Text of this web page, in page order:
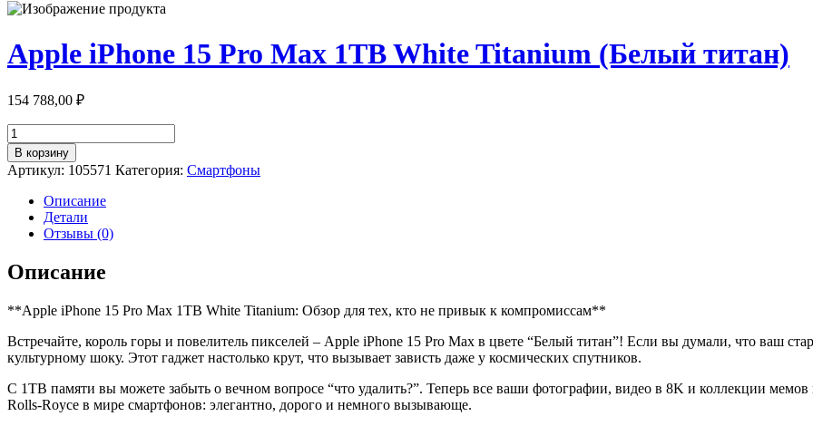
Apple iPhone 15 Pro Max 1TB White Titanium (Белый титан)
154 788,00 ₽
Количество
товара
Apple
iPhone
Max
White
Titanium
титан)
В корзину
Артикул: 105571 Категория: Смартфоны
Описание
Детали
Отзывы (0)
Описание
**Apple iPhone 15 Pro Max 1TB White Titanium: Обзор для тех, кто не привык к компромиссам**
Встречайте, король горы и повелитель пикселей – Apple iPhone 15 Pro Max в цвете “Белый титан”! Если вы думали, что ваш
культурному шоку. Этот гаджет настолько крут, что вызывает зависть даже у космических спутников.
С 1TB памяти вы можете забыть о вечном вопросе “что удалить?”. Теперь все ваши фотографии, видео в 8K и коллекции
Rolls-Royce в мире смартфонов: элегантно, дорого и немного вызывающе.